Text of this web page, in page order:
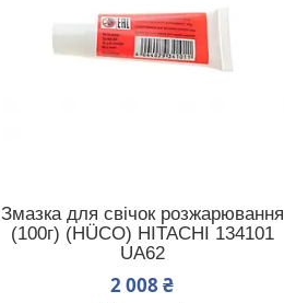
Змазка для свічок розжарювання
(100г) (HÜCO) HITACHI 134101
UA62
2 008 ₴